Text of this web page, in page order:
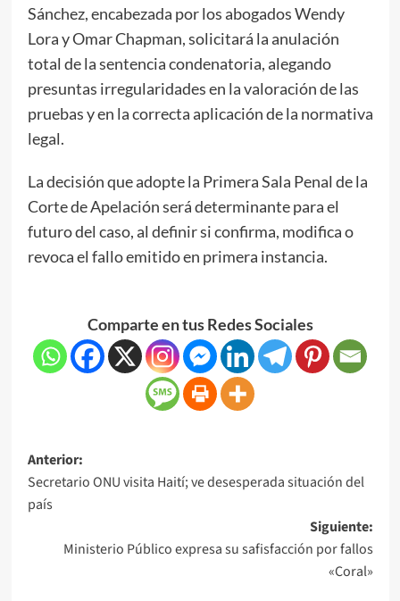
Sánchez, encabezada por los abogados Wendy
Lora y Omar Chapman, solicitará la anulación
total de la sentencia condenatoria, alegando
presuntas irregularidades en la valoración de las
pruebas y en la correcta aplicación de la normativa
legal.
La decisión que adopte la Primera Sala Penal de la
Corte de Apelación será determinante para el
futuro del caso, al definir si confirma, modifica o
revoca el fallo emitido en primera instancia.
Comparte en tus Redes Sociales
Anterior:
Secretario ONU visita Haití; ve desesperada situación del
país
Siguiente:
Ministerio Público expresa su safisfacción por fallos
«Coral»